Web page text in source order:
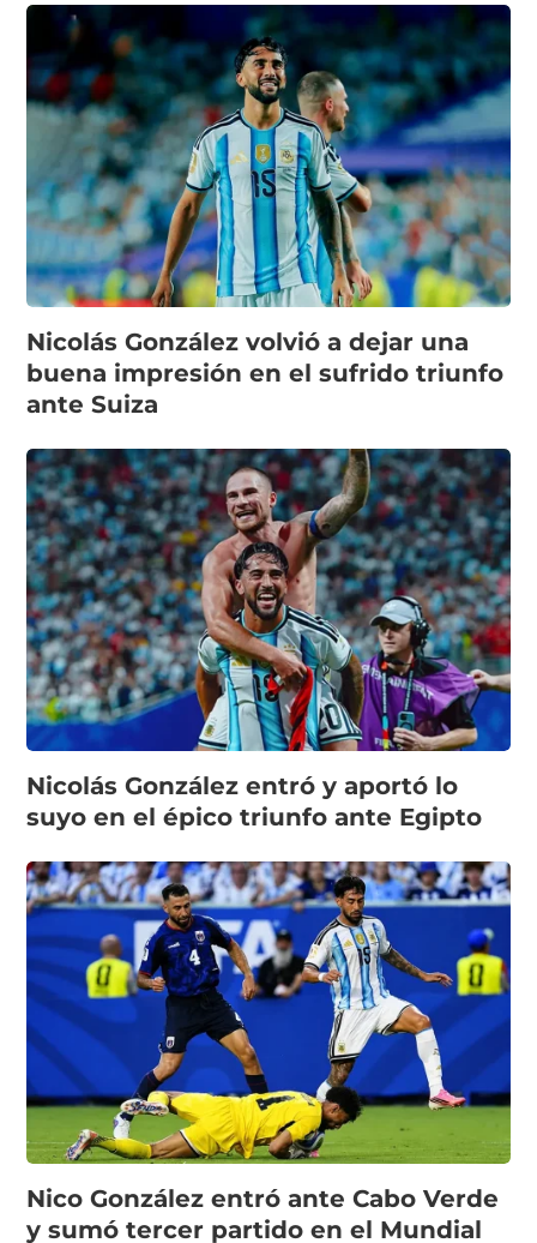
Nicolás González volvió a dejar una
buena impresión en el sufrido triunfo
ante Suiza
Nicolás González entró y aportó lo
suyo en el épico triunfo ante Egipto
Nico González entró ante Cabo Verde
y sumó tercer partido en el Mundial